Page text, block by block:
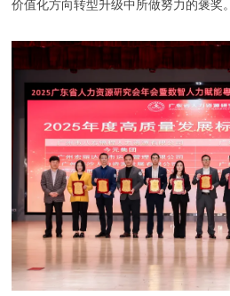
价值化方向转型升级中所做努力的褒奖。